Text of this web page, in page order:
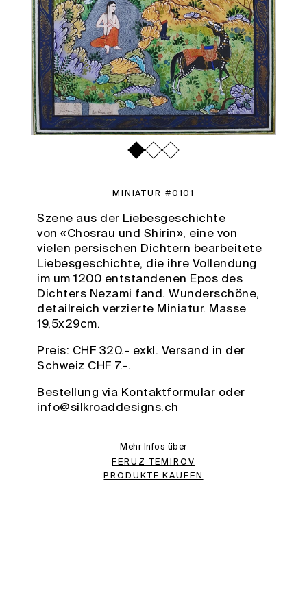
MINIATUR #0101
Szene aus der Liebesgeschichte
von «Chosrau und Shirin», eine von
vielen persischen Dichtern bearbeitete
Liebesgeschichte, die ihre Vollendung
im um 1200 entstandenen Epos des
Dichters Nezami fand. Wunderschöne,
detailreich verzierte Miniatur. Masse
19,5x29cm.
Preis: CHF 320.- exkl. Versand in der
Schweiz CHF 7.-.
Bestellung via Kontaktformular oder
info@silkroaddesigns.ch
Mehr Infos über
FERUZ TEMIROV
PRODUKTE KAUFEN